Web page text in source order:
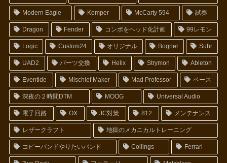
Modern Eagle Kemper McCarty 594 試奏
Dragon Fender コンボをヘッド化計画 99レモン
Logic Custom24 オリジナル Bogner Suhr
UAD2 パーツ交換 Helix Strymon Ableton
Eventide Mischief Maker Mad Professor ベース
深夜の２時間DTM MOOG Universal Audio
電子回路 OX JC対策 812 メンテナンス
レザークラフト 地獄のメカニカルトレーニング
コピーバンドやりたいバンド Collings Ferrari